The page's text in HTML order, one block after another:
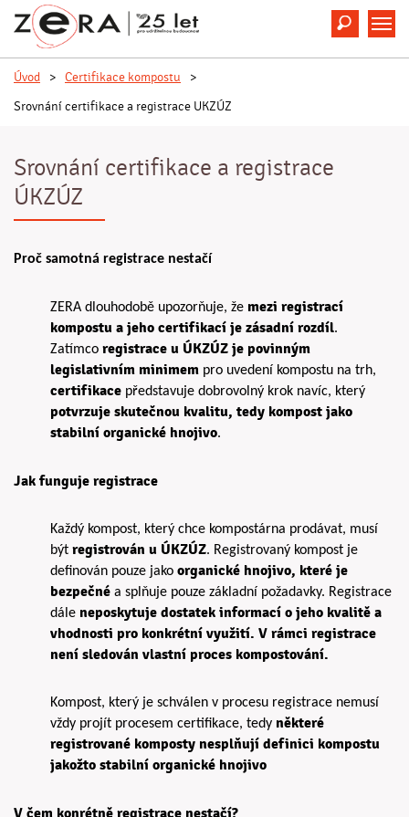
Hledat
Úvod > Certifikace kompostu
>
Srovnání certifikace a registrace UKZÚZ
Srovnání certifikace a registrace
ÚKZÚZ
Proč samotná registrace nestačí
ZERA dlouhodobě upozorňuje, že mezi registrací
kompostu a jeho certifikací je zásadní rozdíl.
Zatímco registrace u ÚKZÚZ je povinným
legislativním minimem pro uvedení kompostu na trh,
certifikace představuje dobrovolný krok navíc, který
potvrzuje skutečnou kvalitu, tedy kompost jako
stabilní organické hnojivo.
Jak funguje registrace
Každý kompost, který chce kompostárna prodávat, musí
být registrován u ÚKZÚZ. Registrovaný kompost je
definován pouze jako organické hnojivo, které je
bezpečné a splňuje pouze základní požadavky. Registrace
dále neposkytuje dostatek informací o jeho kvalitě a
vhodnosti pro konkrétní využití. V rámci registrace
není sledován vlastní proces kompostování.
Kompost, který je schválen v procesu registrace nemusí
vždy projít procesem certifikace, tedy některé
registrované komposty nesplňují definici kompostu
jakožto stabilní organické hnojivo
V čem konrétně registrace nestačí?